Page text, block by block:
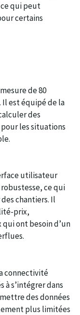
qui peut
certains
de 80
Il est équipé de la
des
les situations
utilisateur
ce qui
chantiers. Il
prix,
ont besoin d’un
connectivité
s’intégrer dans
des données
plus limitées